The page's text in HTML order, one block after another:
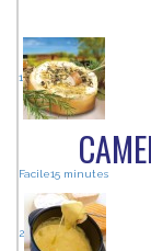
1
Facile15 minutes
2